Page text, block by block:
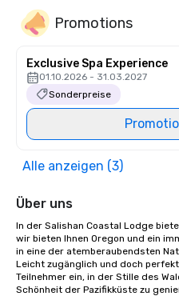
Promotions
Exclusive Spa Experience
01.10.2026 - 31.03.2027
Sonderpreise
Alle anzeigen (3)
Über uns
In der Salishan Coastal Lodge
wir bieten Ihnen Oregon und ein
in eine der atemberaubendsten
Leicht zugänglich und doch
Teilnehmer ein, in der Stille des
Schönheit der Pazifikküste zu